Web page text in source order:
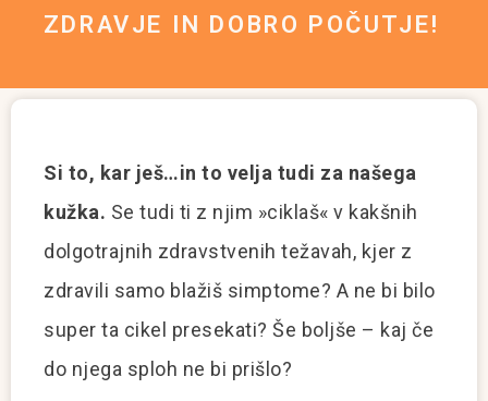
ZDRAVJE IN DOBRO POČUTJE!
Si to, kar ješ…in to velja tudi za našega
kužka. Se tudi ti z njim »ciklaš« v kakšnih
dolgotrajnih zdravstvenih težavah, kjer z
zdravili samo blažiš simptome? A ne bi bilo
super ta cikel presekati? Še boljše – kaj če
do njega sploh ne bi prišlo?